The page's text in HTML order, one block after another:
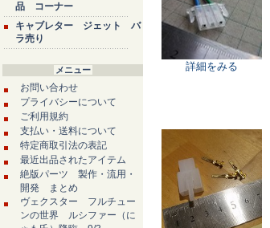
品 コーナー
キャブレター ジェット バ
ラ売り
メニュー
お問い合わせ
プライバシーについて
ご利用規約
支払い・送料について
特定商取引法の表記
最近出品されたアイテム
絶版パーツ 製作・流用・
開発 まとめ
ヴェクスター フルチュー
ンの世界 ルシファー（に
詳細をみる